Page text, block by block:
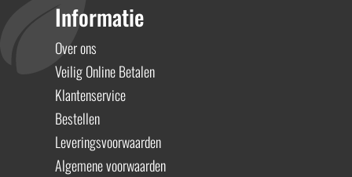
Informatie
Over ons
Veilig Online Betalen
Klantenservice
Bestellen
Leveringsvoorwaarden
Algemene voorwaarden